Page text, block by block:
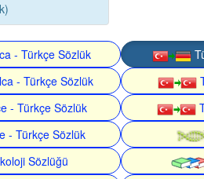
- Türkçe Sözlük
- Türkçe Sözlük
- Türkçe Sözlük
- Türkçe Sözlük
Sözlüğü